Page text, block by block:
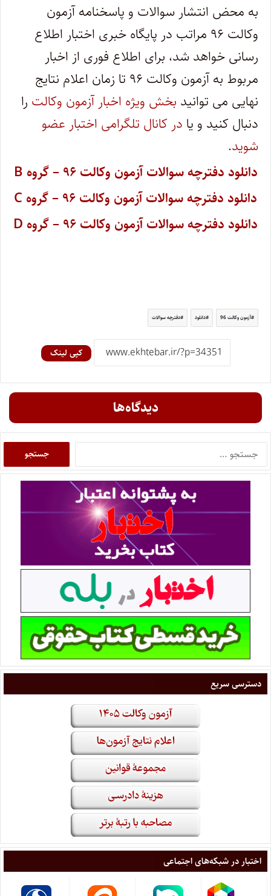
به محض انتشار سوالات و پاسخنامه آزمون
وکالت ۹۶ مراتب در پایگاه خبری اختبار اطلاع
رسانی خواهد شد، برای اطلاع فوری از اخبار
مربوط به آزمون وکالت ۹۶ تا زمان اعلام نتایج
نهایی می توانید بخش ویژه اخبار آزمون وکالت را
دنبال کنید و یا در کانال تلگرامی اختبار عضو
شوید.
دانلود دفترچه سوالات آزمون وکالت ۹۶ – گروه B
دانلود دفترچه سوالات آزمون وکالت ۹۶ – گروه C
دانلود دفترچه سوالات آزمون وکالت ۹۶ – گروه D
آزمون وکالت 96 دانلود دفترچه سوالات
کپی لینک
دیدگاه‌ها
دسترسی سریع
اختبار در شبکه‌های اجتماعی